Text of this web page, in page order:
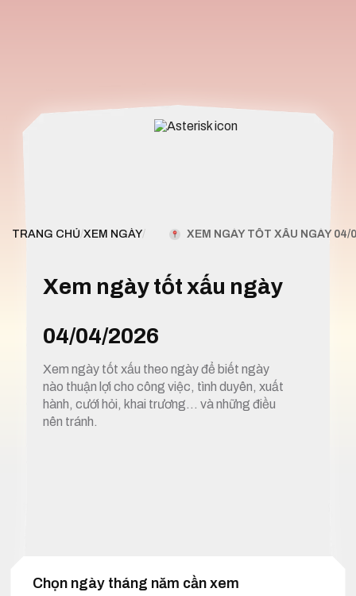
TRANG CHỦ/XEM NGÀY/ XEM NGÀY TỐT XẤU NGÀY 04/
Xem ngày tốt xấu ngày
04/04/2026
Xem ngày tốt xấu theo ngày để biết ngày
nào thuận lợi cho công việc, tình duyên, xuất
hành, cưới hỏi, khai trương… và những điều
nên tránh.
Chọn ngày tháng năm cần xem